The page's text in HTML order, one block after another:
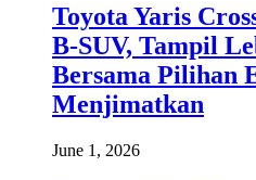
Toyota Yaris
B-SUV, Tampil
Bersama Pilihan
Menjimatkan
June 1, 2026